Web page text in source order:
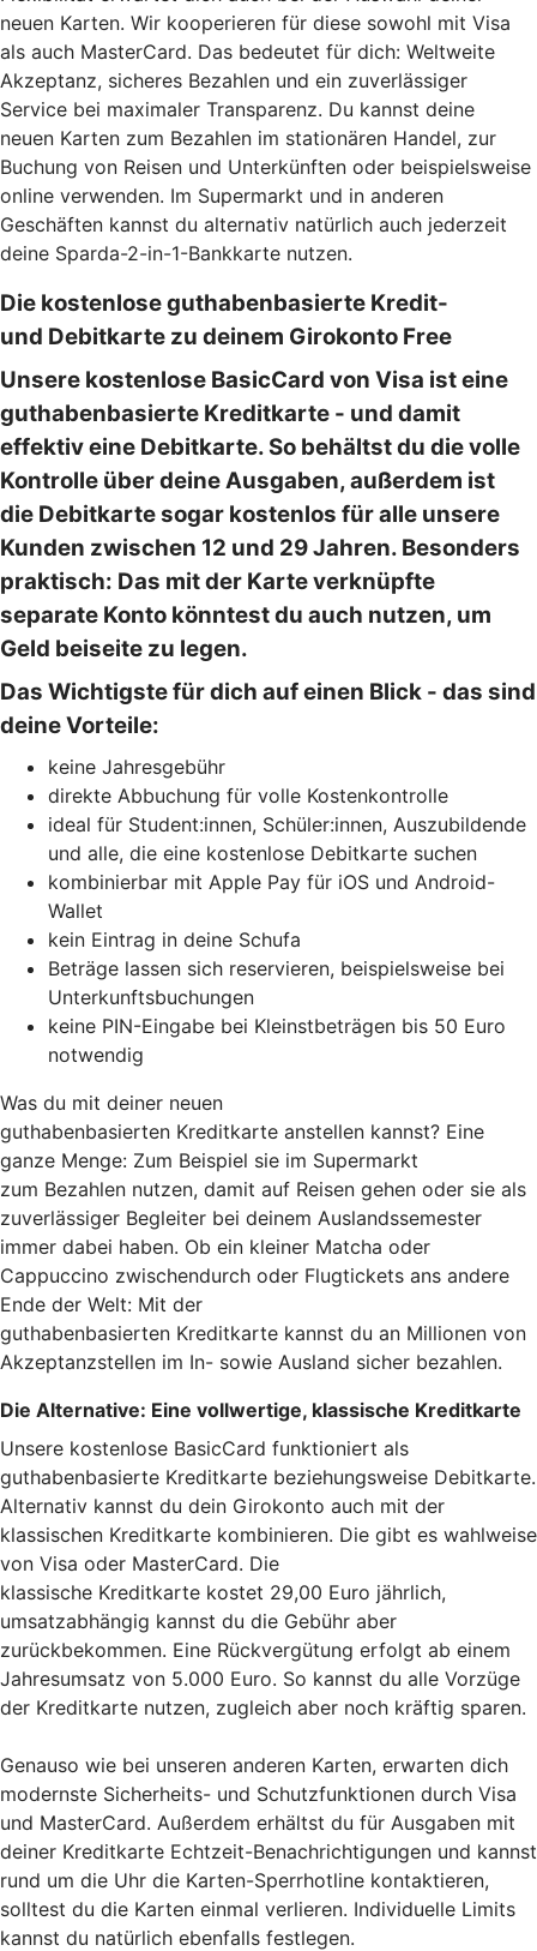
neuen Karten. Wir kooperieren für diese sowohl mit Visa
als auch MasterCard. Das bedeutet für dich: Weltweite
Akzeptanz, sicheres Bezahlen und ein zuverlässiger
Service bei maximaler Transparenz. Du kannst deine
neuen Karten zum Bezahlen im stationären Handel, zur
Buchung von Reisen und Unterkünften oder beispielsweise
online verwenden. Im Supermarkt und in anderen
Geschäften kannst du alternativ natürlich auch jederzeit
deine Sparda-2-in-1-Bankkarte nutzen.
Die kostenlose guthabenbasierte Kredit-
und Debitkarte zu deinem Girokonto Free
Unsere kostenlose BasicCard von Visa ist eine
guthabenbasierte Kreditkarte - und damit
effektiv eine Debitkarte. So behältst du die volle
Kontrolle über deine Ausgaben, außerdem ist
die Debitkarte sogar kostenlos für alle unsere
Kunden zwischen 12 und 29 Jahren. Besonders
praktisch: Das mit der Karte verknüpfte
separate Konto könntest du auch nutzen, um
Geld beiseite zu legen.
Das Wichtigste für dich auf einen Blick - das sind
deine Vorteile:
keine Jahresgebühr
direkte Abbuchung für volle Kostenkontrolle
ideal für Student:innen, Schüler:innen, Auszubildende
und alle, die eine kostenlose Debitkarte suchen
kombinierbar mit Apple Pay für iOS und Android-
Wallet
kein Eintrag in deine Schufa
Beträge lassen sich reservieren, beispielsweise bei
Unterkunftsbuchungen
keine PIN-Eingabe bei Kleinstbeträgen bis 50 Euro
notwendig
Was du mit deiner neuen
guthabenbasierten Kreditkarte anstellen kannst? Eine
ganze Menge: Zum Beispiel sie im Supermarkt
zum Bezahlen nutzen, damit auf Reisen gehen oder sie als
zuverlässiger Begleiter bei deinem Auslandssemester
immer dabei haben. Ob ein kleiner Matcha oder
Cappuccino zwischendurch oder Flugtickets ans andere
Ende der Welt: Mit der
guthabenbasierten Kreditkarte kannst du an Millionen von
Akzeptanzstellen im In- sowie Ausland sicher bezahlen.
Die Alternative: Eine vollwertige, klassische Kreditkarte
Unsere kostenlose BasicCard funktioniert als
guthabenbasierte Kreditkarte beziehungsweise Debitkarte.
Alternativ kannst du dein Girokonto auch mit der
klassischen Kreditkarte kombinieren. Die gibt es wahlweise
von Visa oder MasterCard. Die
klassische Kreditkarte kostet 29,00 Euro jährlich,
umsatzabhängig kannst du die Gebühr aber
zurückbekommen. Eine Rückvergütung erfolgt ab einem
Jahresumsatz von 5.000 Euro. So kannst du alle Vorzüge
der Kreditkarte nutzen, zugleich aber noch kräftig sparen.
Genauso wie bei unseren anderen Karten, erwarten dich
modernste Sicherheits- und Schutzfunktionen durch Visa
und MasterCard. Außerdem erhältst du für Ausgaben mit
deiner Kreditkarte Echtzeit-Benachrichtigungen und kannst
rund um die Uhr die Karten-Sperrhotline kontaktieren,
solltest du die Karten einmal verlieren. Individuelle Limits
kannst du natürlich ebenfalls festlegen.